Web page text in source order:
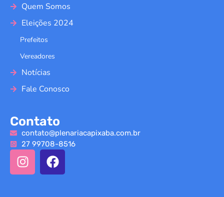
Quem Somos
Eleições 2024
Prefeitos
Vereadores
Notícias
Fale Conosco
Contato
contato@plenariacapixaba.com.br
27 99708-8516